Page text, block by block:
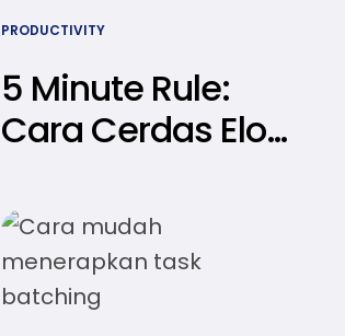
PRODUCTIVITY
5 Minute Rule:
Cara Cerdas Elon
Meningkatkan
Produktivitas